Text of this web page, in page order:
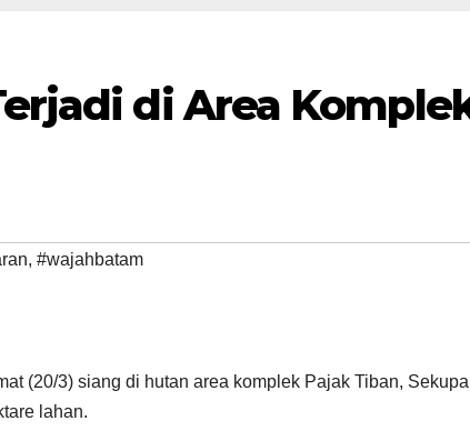
di Area
, #wajahbatam
(20/3) siang di hutan area komplek Pajak Tiban,
lahan.